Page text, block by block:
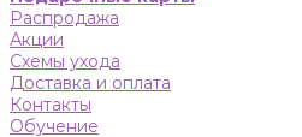
Распродажа
Акции
Схемы ухода
Доставка и оплата
Контакты
Обучение